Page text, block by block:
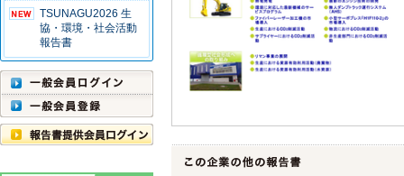
TSUNAGU2026 生
協・環境・社会活動
報告書